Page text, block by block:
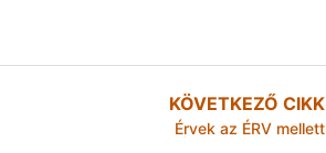
KÖVETKEZŐ CIKK
Érvek az ÉRV mellett